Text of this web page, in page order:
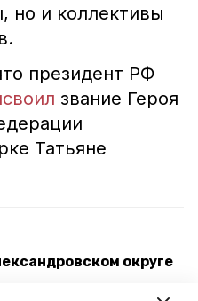
но и коллективы
президент РФ
звание Героя
Татьяне
округе